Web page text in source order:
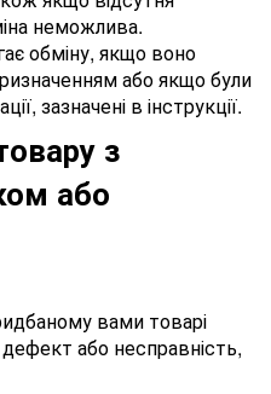
неможлива.
обміну, якщо воно
або якщо були
зазначені в інструкції.
з
або
вами товарі
або несправність,